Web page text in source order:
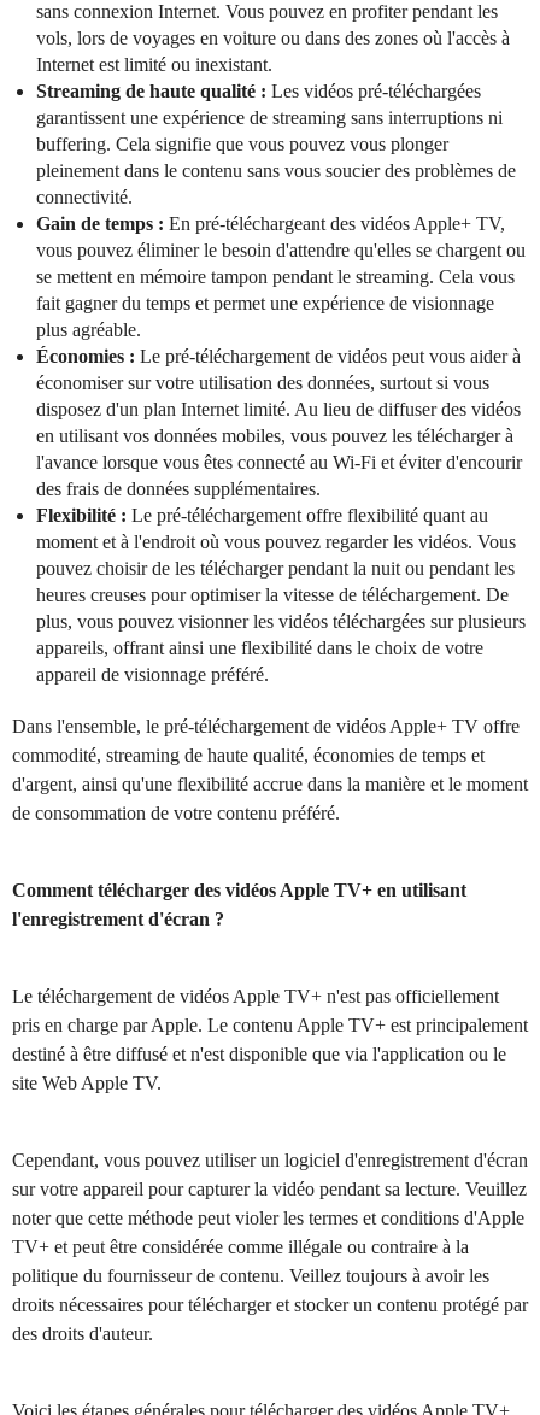
sans connexion Internet. Vous pouvez en profiter pendant les
vols, lors de voyages en voiture ou dans des zones où l'accès à
Internet est limité ou inexistant.
Streaming de haute qualité : Les vidéos pré-téléchargées
garantissent une expérience de streaming sans interruptions ni
buffering. Cela signifie que vous pouvez vous plonger
pleinement dans le contenu sans vous soucier des problèmes de
connectivité.
Gain de temps : En pré-téléchargeant des vidéos Apple+ TV,
vous pouvez éliminer le besoin d'attendre qu'elles se chargent ou
se mettent en mémoire tampon pendant le streaming. Cela vous
fait gagner du temps et permet une expérience de visionnage
plus agréable.
Économies : Le pré-téléchargement de vidéos peut vous aider à
économiser sur votre utilisation des données, surtout si vous
disposez d'un plan Internet limité. Au lieu de diffuser des vidéos
en utilisant vos données mobiles, vous pouvez les télécharger à
l'avance lorsque vous êtes connecté au Wi-Fi et éviter d'encourir
des frais de données supplémentaires.
Flexibilité : Le pré-téléchargement offre flexibilité quant au
moment et à l'endroit où vous pouvez regarder les vidéos. Vous
pouvez choisir de les télécharger pendant la nuit ou pendant les
heures creuses pour optimiser la vitesse de téléchargement. De
plus, vous pouvez visionner les vidéos téléchargées sur plusieurs
appareils, offrant ainsi une flexibilité dans le choix de votre
appareil de visionnage préféré.
Dans l'ensemble, le pré-téléchargement de vidéos Apple+ TV offre
commodité, streaming de haute qualité, économies de temps et
d'argent, ainsi qu'une flexibilité accrue dans la manière et le moment
de consommation de votre contenu préféré.
Comment télécharger des vidéos Apple TV+ en utilisant
l'enregistrement d'écran ?
Le téléchargement de vidéos Apple TV+ n'est pas officiellement
pris en charge par Apple. Le contenu Apple TV+ est principalement
destiné à être diffusé et n'est disponible que via l'application ou le
site Web Apple TV.
Cependant, vous pouvez utiliser un logiciel d'enregistrement d'écran
sur votre appareil pour capturer la vidéo pendant sa lecture. Veuillez
noter que cette méthode peut violer les termes et conditions d'Apple
TV+ et peut être considérée comme illégale ou contraire à la
politique du fournisseur de contenu. Veillez toujours à avoir les
droits nécessaires pour télécharger et stocker un contenu protégé par
des droits d'auteur.
Voici les étapes générales pour télécharger des vidéos Apple TV+